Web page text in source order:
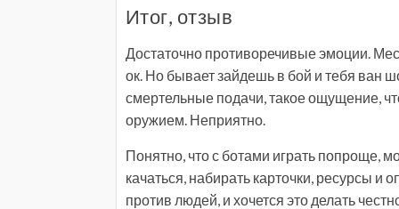
Итог, отзыв
Достаточно противоречивые эмоции.
ок. Но бывает зайдешь в бой и тебя ван
смертельные подачи, такое ощущение,
оружием. Неприятно.
Понятно, что с ботами играть попроще,
качаться, набирать карточки, ресурсы
против людей, и хочется это делать